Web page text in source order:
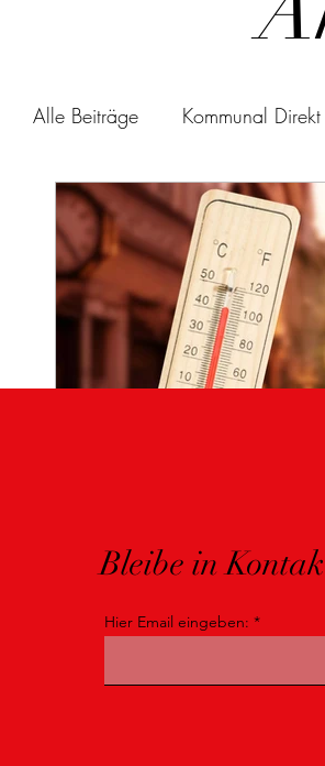
Alle Beiträge Kommunal
Haushaltsrede Welt
Bleibe in
Hier Email eingeben: